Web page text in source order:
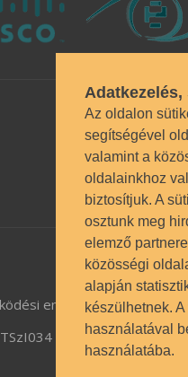
Az oldalon
segítségével
valamint a
oldalainkhoz
biztosítjuk. A
osztunk meg
elemző
közösségi
alapján
készülhetnek.
használatával
használatába.
engedély BP/1009/